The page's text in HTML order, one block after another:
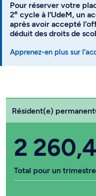
Pour réserver votre
2e cycle à l’UdeM, un
après avoir accepté
déduit des droits de
Apprenez-en plus sur
Choisissez votre statut
Résident(e)
2
Total pour un